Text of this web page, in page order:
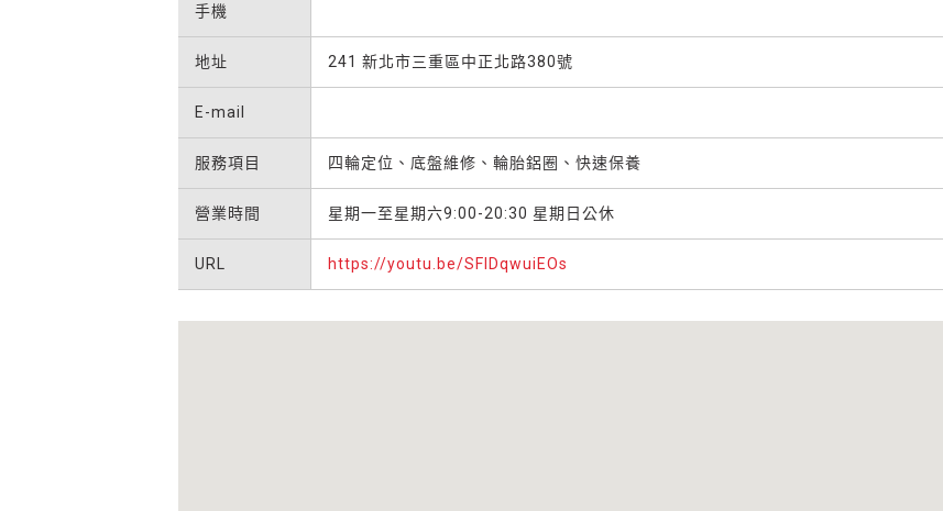
手機
地址 241 新北市三重區中正北路380號
E-mail
服務項目 四輪定位、底盤維修、輪胎鋁圈、快速保養
營業時間 星期一至星期六9:00-20:30 星期日公休
URL https://youtu.be/SFlDqwuiEOs